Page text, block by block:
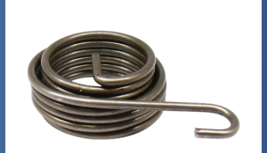
PV50
Skootterin osat
Crossipyörän osat
Moottoripyörän osat